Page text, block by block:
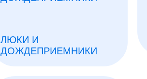
ЛЮКИ И
ДОЖДЕПРИЕМНИКИ